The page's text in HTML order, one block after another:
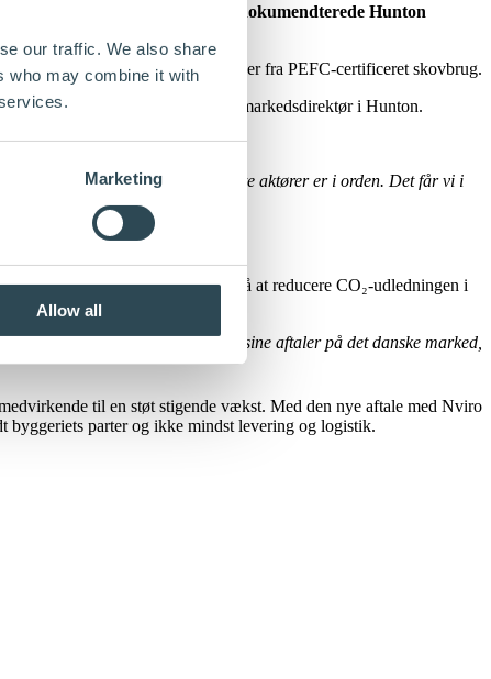
our traffic. We also share
who may combine it with
Marketing
Allow all
materialer, og den miljødokumendterede Hunton
baseret på træ og træfiber fra PEFC-certificeret skovbrug.
, fortæller Thomas Vaarlund, markedsdirektør i Hunton.
for bygherren og andre relevante aktører er i orden. Det får vi i
andet et accelererende fokus på at reducere CO₂-udledningen i
vi forventer, at Nviro, gennem sine aftaler på det danske marked,
til en støt stigende vækst. Med den nye aftale med Nviro
byggeriets parter og ikke mindst levering og logistik.